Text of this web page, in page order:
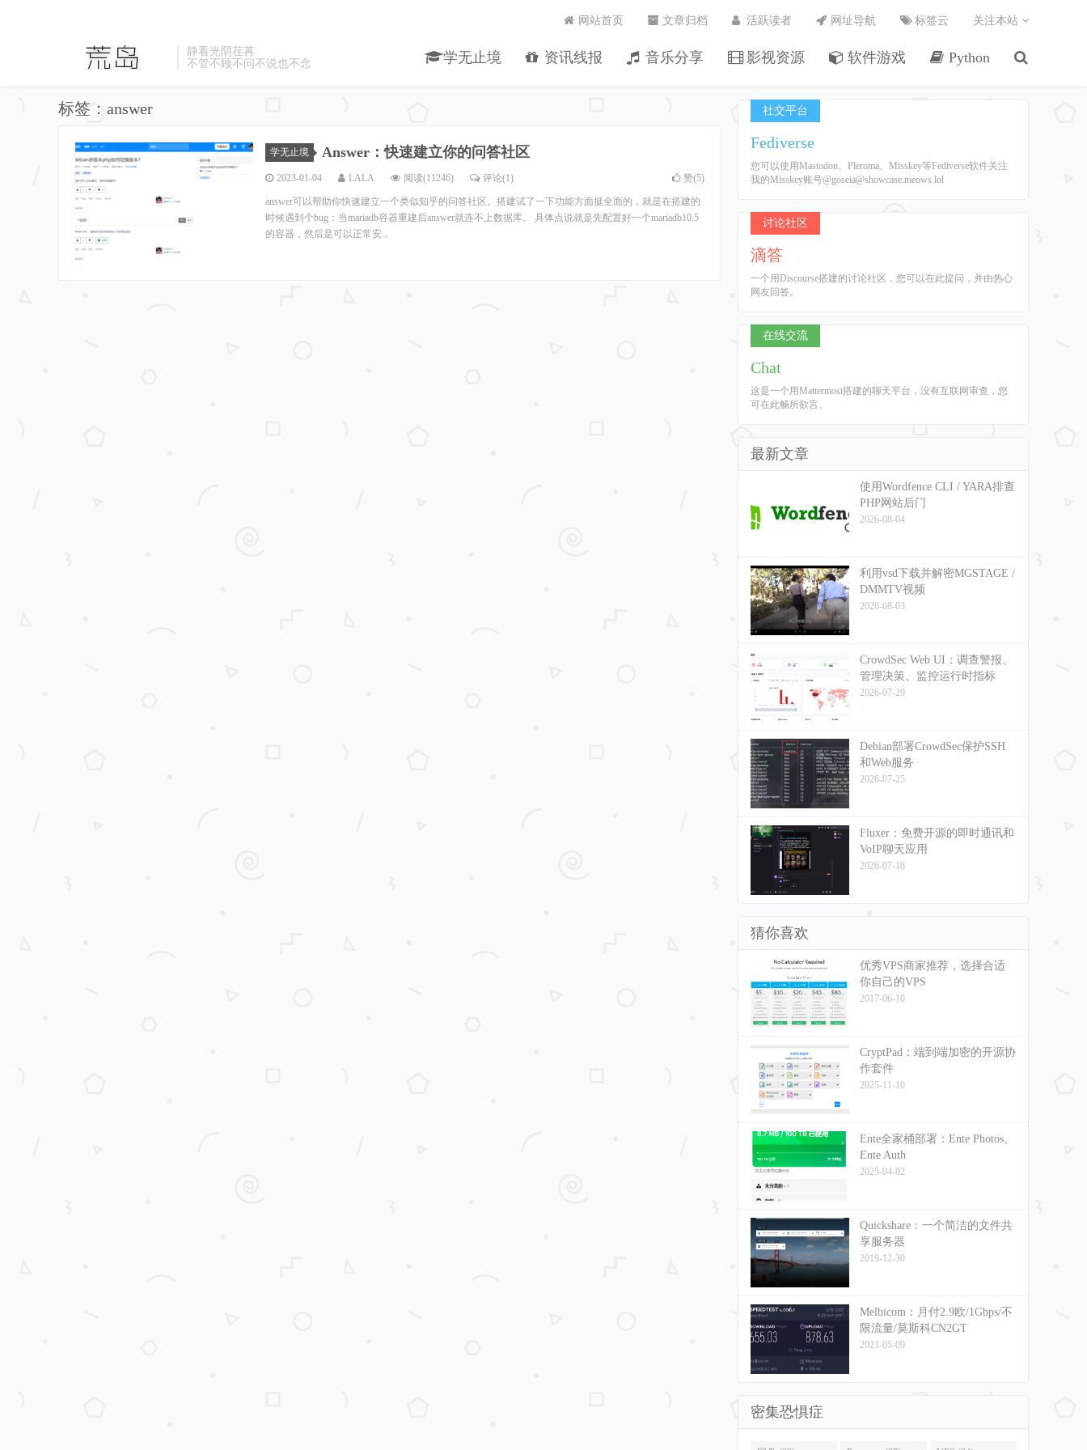
静看光阴荏苒
不管不顾不问不说也不念
学无止境 资讯线报 音乐分享 影视资源 软件游戏 Python
网站首页 文章归档 活跃读者 网址导航 标签云 关注本站
标签：answer
学无止境 Answer：快速建立你的问答社区
2023-01-04 LALA 阅读(11246) 评论(1) 赞(5)
answer可以帮助你快速建立一个类似知乎的问答社区。搭建试了一下功能方面挺全面的，就是在搭建的
时候遇到个bug：当mariadb容器重建后answer就连不上数据库。 具体点说就是先配置好一个mariadb10.5
的容器，然后是可以正常安...
社交平台
Fediverse
您可以使用Mastodon、Pleroma、Misskey等Fediverse软件关注
我的Misskey账号@goseia@showcase.meows.lol
讨论社区
滴答
一个用Discourse搭建的讨论社区，您可以在此提问，并由热心
网友回答。
在线交流
Chat
这是一个用Mattermost搭建的聊天平台，没有互联网审查，您
可在此畅所欲言。
最新文章
使用Wordfence CLI / YARA排查
PHP网站后门
2026-08-04
利用vsd下载并解密MGSTAGE /
DMMTV视频
2026-08-03
CrowdSec Web UI：调查警报、
管理决策、监控运行时指标
2026-07-29
Debian部署CrowdSec保护SSH
和Web服务
2026-07-25
Fluxer：免费开源的即时通讯和
VoIP聊天应用
2026-07-18
猜你喜欢
优秀VPS商家推荐，选择合适
你自己的VPS
2017-06-10
CryptPad：端到端加密的开源协
作套件
2025-11-10
Ente全家桶部署：Ente Photos、
Ente Auth
2025-04-02
Quickshare：一个简洁的文件共
享服务器
2019-12-30
Melbicom：月付2.9欧/1Gbps/不
限流量/莫斯科CN2GT
2021-05-09
密集恐惧症